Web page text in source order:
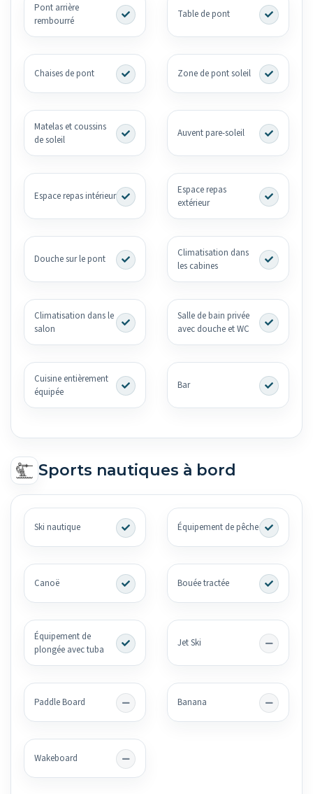
Pont arrière
rembourré
Table de pont
Chaises de pont Zone de pont soleil
Matelas et coussins
de soleil
Auvent pare-soleil
Espace repas intérieur
Espace repas
extérieur
Douche sur le pont
Climatisation dans
les cabines
Climatisation dans le
salon
Salle de bain privée
avec douche et WC
Cuisine entièrement
équipée
Bar
Sports nautiques à bord
Ski nautique Équipement de pêche
Canoë Bouée tractée
Équipement de
plongée avec tuba
Jet Ski
Paddle Board Banana
Wakeboard